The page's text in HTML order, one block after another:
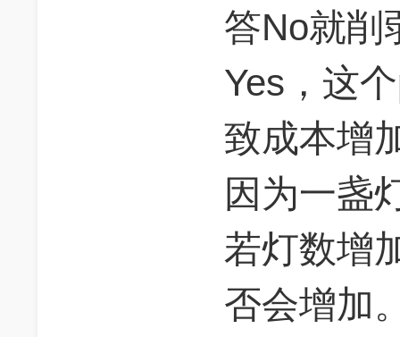
答No就削
Yes，这
致成本增
因为一盏
若灯数增
否会增加